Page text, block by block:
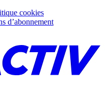
cookies
d’abonnement